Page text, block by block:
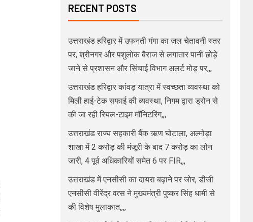
RECENT POSTS
उत्तराखंड हरिद्वार में उफनती गंगा का जल चेतावनी स्तर
पर, श्रीनगर और पशुलोक बैराज से लगातार पानी छोड़े
जाने से प्रशासन और सिंचाई विभाग अलर्ट मोड़ पर,,,
उत्तराखंड हरिद्वार कांवड़ यात्रा में स्वच्छता व्यवस्था को
मिली हाई-टेक सफाई की व्यवस्था, निगम द्वारा ड्रोन से
की जा रही रियल-टाइम मॉनिटरिंग,,,
उत्तराखंड राज्य सहकारी बैंक ऋण घोटाला, अल्मोड़ा
शाखा में 2 करोड़ की मंजूरी के बाद 7 करोड़ का लोन
जारी, 4 पूर्व अधिकारियों समेत 6 पर FIR,,,
उत्तराखंड में एनसीसी का दायरा बढ़ाने पर जोर, डीजी
एनसीसी वीरेंद्र वत्स ने मुख्यमंत्री पुष्कर सिंह धामी से
की विशेष मुलाकात,,,,